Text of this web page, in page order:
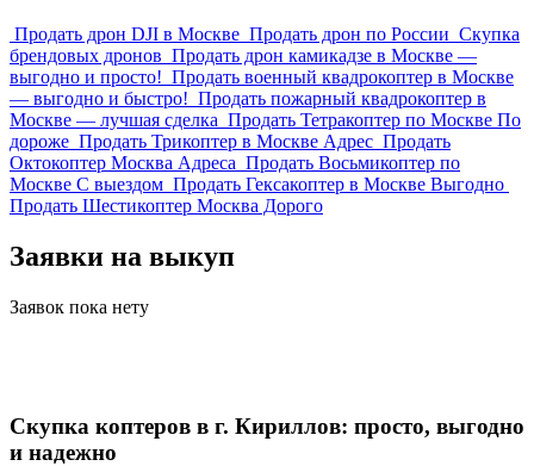
Продать дрон DJI в Москве Продать дрон по России Скупка
брендовых дронов Продать дрон камикадзе в Москве —
выгодно и просто! Продать военный квадрокоптер в Москве
— выгодно и быстро! Продать пожарный квадрокоптер в
Москве — лучшая сделка Продать Тетракоптер по Москве По
дороже Продать Трикоптер в Москве Адрес Продать
Октокоптер Москва Адреса Продать Восьмикоптер по
Москве С выездом Продать Гексакоптер в Москве Выгодно
Продать Шестикоптер Москва Дорого
Заявки на выкуп
Заявок пока нету
Скупка коптеров в г. Кириллов: просто, выгодно
и надежно